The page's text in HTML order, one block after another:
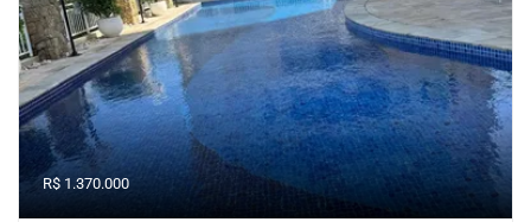
R$ 1.370.000